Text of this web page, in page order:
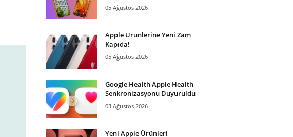
05 Ağustos 2026
Apple Ürünlerine Yeni Zam
Kapıda!
05 Ağustos 2026
Google Health Apple Health
Senkronizasyonu Duyuruldu
03 Ağustos 2026
Yeni Apple Ürünleri